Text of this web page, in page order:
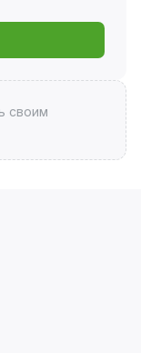
своим